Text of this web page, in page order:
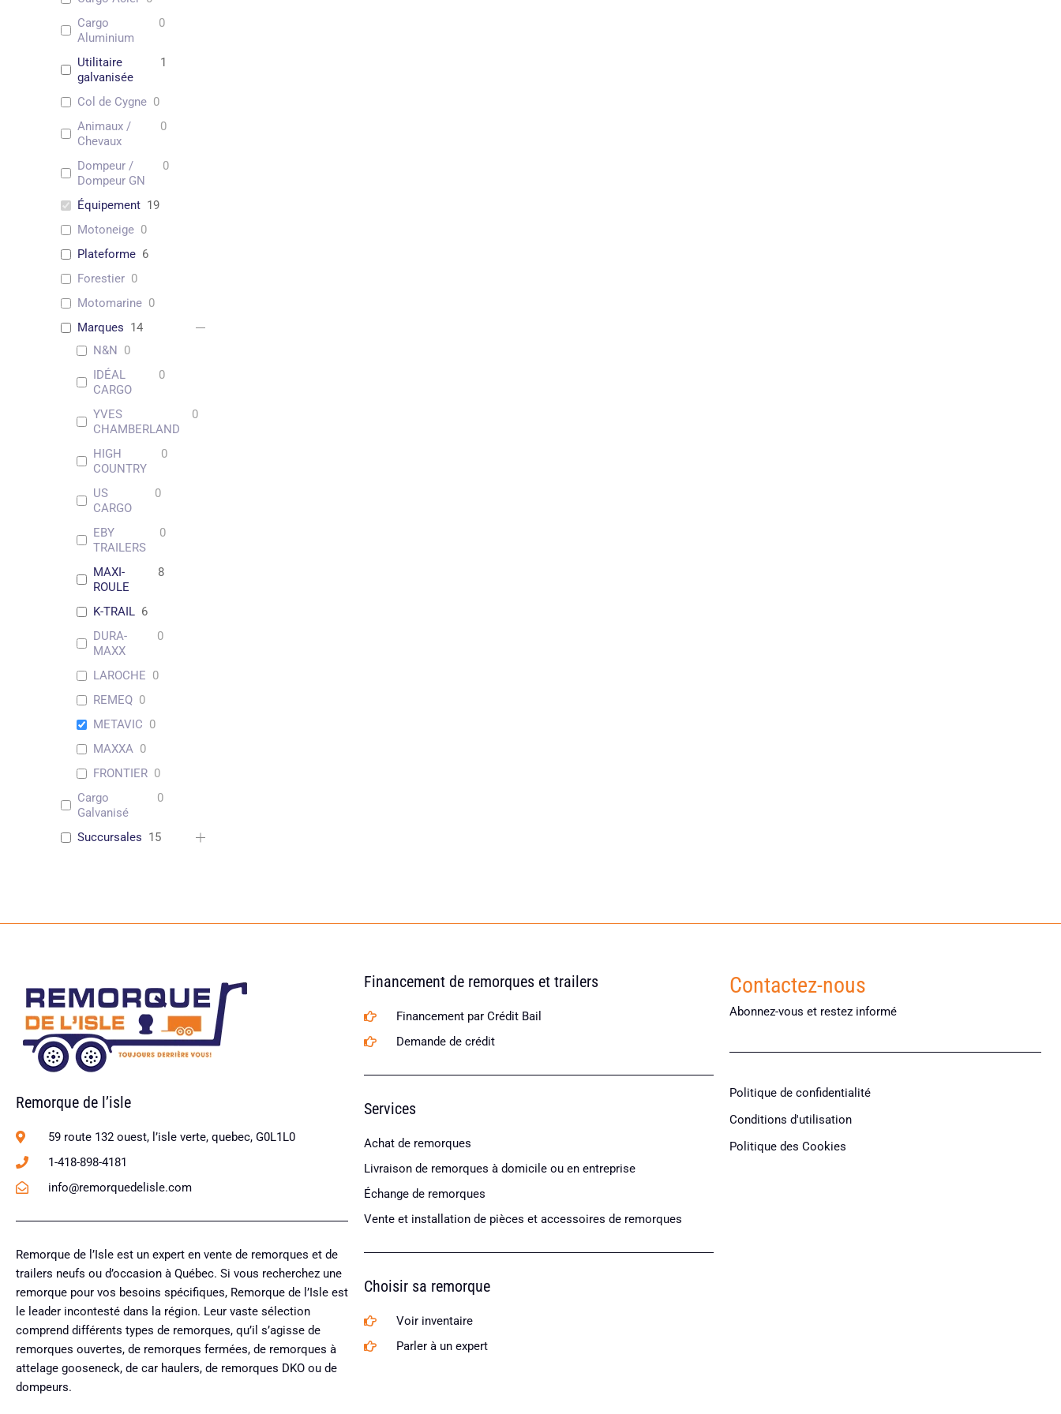
Cargo
Aluminium
0
Utilitaire
galvanisée
1
Col de Cygne 0
Animaux /
Chevaux
0
Dompeur /
Dompeur GN
0
Équipement 19
Motoneige 0
Plateforme 6
Forestier 0
Motomarine 0
Marques 14
N&N 0
IDÉAL
CARGO
0
YVES
CHAMBERLAND
0
HIGH
COUNTRY
0
US
CARGO
0
EBY
TRAILERS
0
MAXI-
ROULE
8
K-TRAIL 6
DURA-
MAXX
0
LAROCHE 0
REMEQ 0
METAVIC 0
MAXXA 0
FRONTIER 0
Cargo
Galvanisé
0
Succursales 15
Remorque de l’isle
59 route 132 ouest, l’isle verte, quebec, G0L1L0
1-418-898-4181
info@remorquedelisle.com
Remorque de l’Isle est un expert en vente de remorques et de
trailers neufs ou d’occasion à Québec. Si vous recherchez une
remorque pour vos besoins spécifiques, Remorque de l’Isle est
le leader incontesté dans la région. Leur vaste sélection
comprend différents types de remorques, qu’il s’agisse de
remorques ouvertes, de remorques fermées, de remorques à
attelage gooseneck, de car haulers, de remorques DKO ou de
dompeurs.
Financement de remorques et trailers
Financement par Crédit Bail
Demande de crédit
Services
Achat de remorques
Livraison de remorques à domicile ou en entreprise
Échange de remorques
Vente et installation de pièces et accessoires de remorques
Choisir sa remorque
Voir inventaire
Parler à un expert
Contactez-nous
Abonnez-vous et restez informé
Politique de confidentialité
Conditions d'utilisation
Politique des Cookies